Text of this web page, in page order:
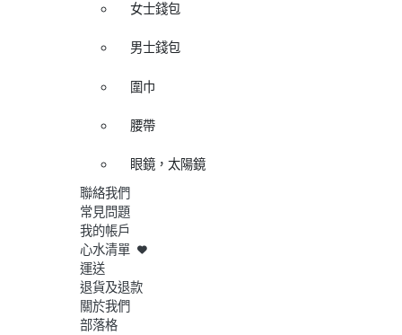
女士錢包
男士錢包
圍巾
腰帶
眼鏡，太陽鏡
聯絡我們
常見問題
我的帳戶
心水清單
運送
退貨及退款
關於我們
部落格